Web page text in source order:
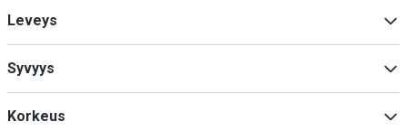
Lisävarusteet pesualtaille & hygienia
Leveys
Syvyys
Korkeus